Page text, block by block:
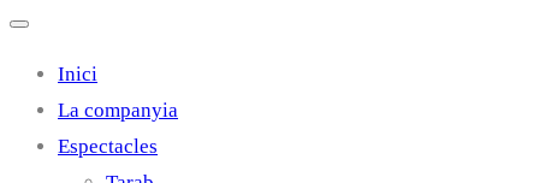
Inici
La companyia
Espectacles